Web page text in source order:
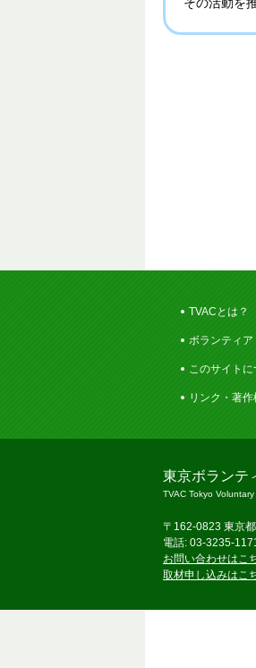
TVACとは？
ボランティ
このサイトに
リンク・著
東京ボランテ
TVAC Tokyo
〒162-0823 東京
電話: 03-3235-
お問い合わせはこ
取材申し込みはこ